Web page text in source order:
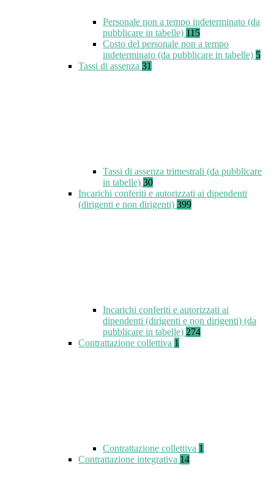
Personale non a tempo indeterminato (da
pubblicare in tabelle) 115
Costo del personale non a tempo
indeterminato (da pubblicare in tabelle) 5
Tassi di assenza 31
Tassi di assenza trimestrali (da pubblicare
in tabelle) 30
Incarichi conferiti e autorizzati ai dipendenti
(dirigenti e non dirigenti) 399
Incarichi conferiti e autorizzati ai
dipendenti (dirigenti e non dirigenti) (da
pubblicare in tabelle) 274
Contrattazione collettiva 1
Contrattazione collettiva 1
Contrattazione integrativa 14